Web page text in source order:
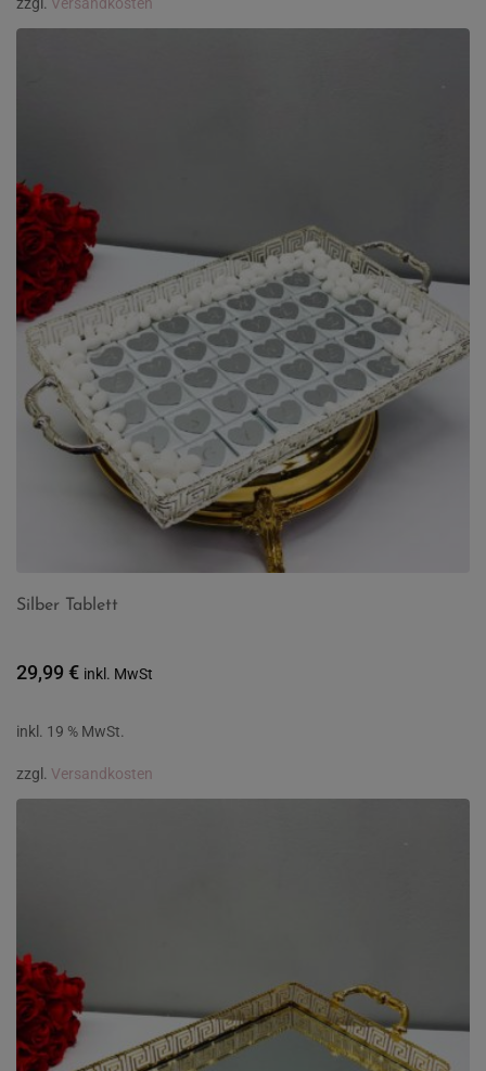
zzgl. Versandkosten
Silber Tablett
29,99 € inkl. MwSt
inkl. 19 % MwSt.
zzgl. Versandkosten